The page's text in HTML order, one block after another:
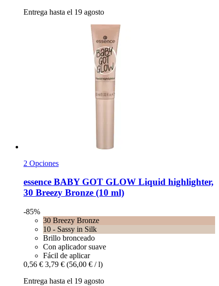
Entrega hasta el 19 agosto
2 Opciones
essence BABY GOT GLOW Liquid highlighter,
30 Breezy Bronze (10 ml)
-85%
30 Breezy Bronze
10 - Sassy in Silk
Brillo bronceado
Con aplicador suave
Fácil de aplicar
0,56 € 3,79 € (56,00 € / l)
Entrega hasta el 19 agosto